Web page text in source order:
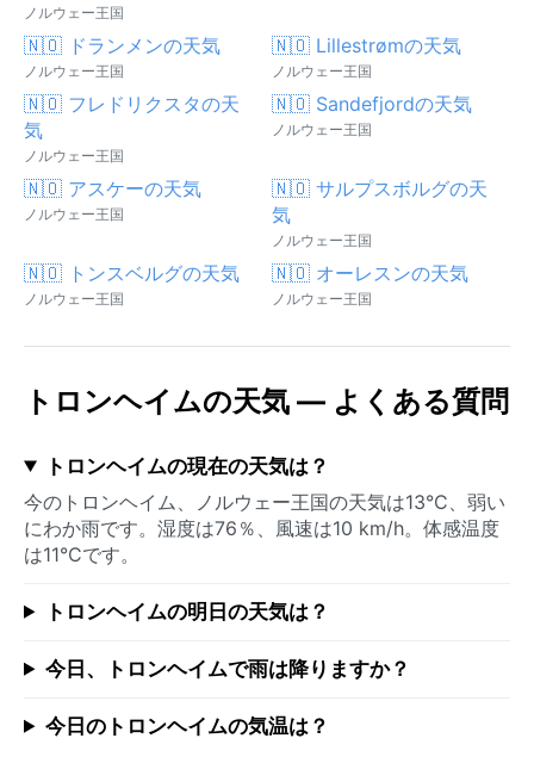
ノルウェー王国
🇳🇴 ドランメンの天気
ノルウェー王国
🇳🇴 Lillestrømの天気
ノルウェー王国
🇳🇴 フレドリクスタの天
気
ノルウェー王国
🇳🇴 Sandefjordの天気
ノルウェー王国
🇳🇴 アスケーの天気
ノルウェー王国
🇳🇴 サルプスボルグの天
気
ノルウェー王国
🇳🇴 トンスベルグの天気
ノルウェー王国
🇳🇴 オーレスンの天気
ノルウェー王国
トロンヘイムの天気 — よくある質問
トロンヘイムの現在の天気は？
今のトロンヘイム、ノルウェー王国の天気は13°C、弱い
にわか雨です。湿度は76％、風速は10 km/h。体感温度
は11°Cです。
トロンヘイムの明日の天気は？
今日、トロンヘイムで雨は降りますか？
今日のトロンヘイムの気温は？